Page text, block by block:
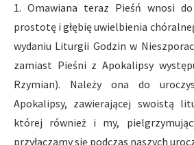
1. Omawiana teraz Pieśń wnosi
prostotę i głębię uwielbienia
wydaniu Liturgii Godzin w
zamiast Pieśni z Apokalipsy
Rzymian). Należy ona do
Apokalipsy, zawierającej swoistą
której również i my,
przyłączamy się podczas naszych